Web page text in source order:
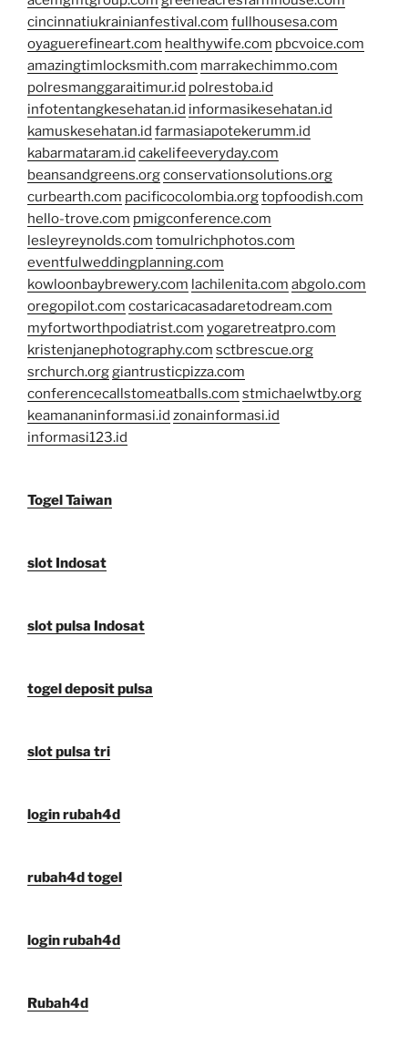
cincinnatiukrainianfestival.com fullhousesa.com
oyaguerefineart.com healthywife.com pbcvoice.com
amazingtimlocksmith.com marrakechimmo.com
polresmanggaraitimur.id polrestoba.id
infotentangkesehatan.id informasikesehatan.id
kamuskesehatan.id farmasiapotekerumm.id
kabarmataram.id cakelifeeveryday.com
beansandgreens.orgconservationsolutions.org
curbearth.com pacificocolombia.orgtopfoodish.com
hello-trove.com pmigconference.com
lesleyreynolds.com tomulrichphotos.com
eventfulweddingplanning.com
kowloonbaybrewery.com lachilenita.com abgolo.com
oregopilot.com costaricacasadaretodream.com
myfortworthpodiatrist.com yogaretreatpro.com
kristenjanephotography.com sctbrescue.org
srchurch.orggiantrusticpizza.com
conferencecallstomeatballs.com stmichaelwtby.org
keamananinformasi.id zonainformasi.id
informasi123.id
Togel Taiwan
slot Indosat
slot pulsa Indosat
togel deposit pulsa
slot pulsa tri
login rubah4d
rubah4d togel
login rubah4d
Rubah4d